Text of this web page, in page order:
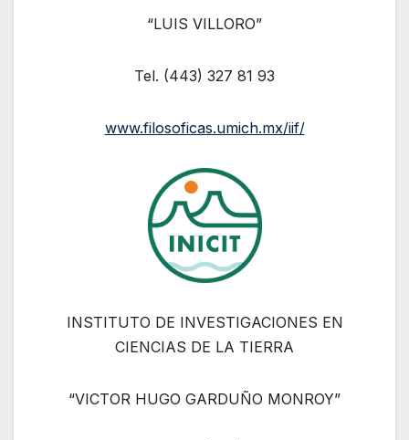
“LUIS VILLORO”
Tel. (443) 327 81 93
www.filosoficas.umich.mx/iif/
INSTITUTO DE INVESTIGACIONES EN
CIENCIAS DE LA TIERRA
“VICTOR HUGO GARDUÑO MONROY”